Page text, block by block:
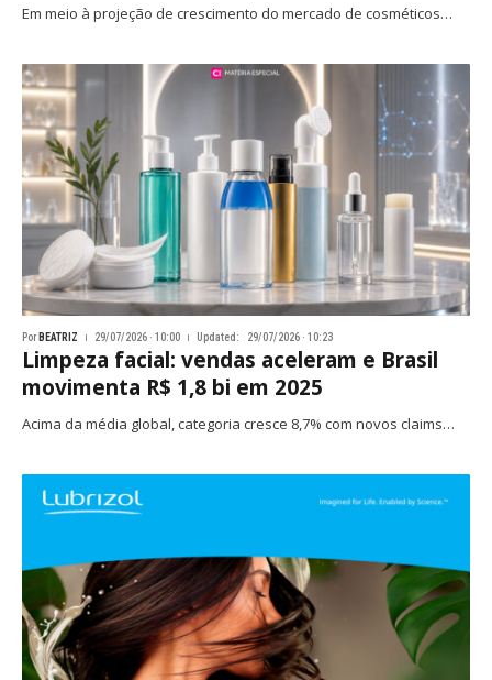
Em meio à projeção de crescimento do mercado de cosméticos…
Por BEATRIZ 29/07/2026 · 10:00 Updated: 29/07/2026 · 10:23
Limpeza facial: vendas aceleram e Brasil
movimenta R$ 1,8 bi em 2025
Acima da média global, categoria cresce 8,7% com novos claims…